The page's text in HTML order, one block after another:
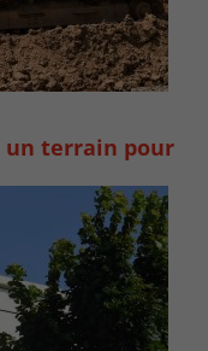
terrain pour